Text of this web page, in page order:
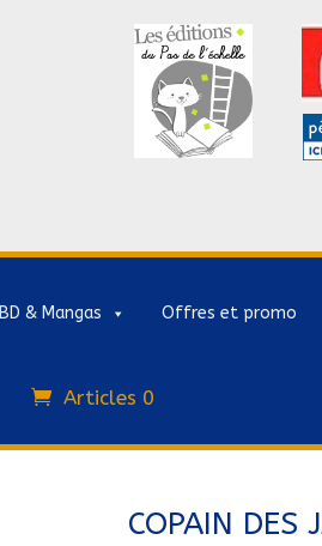
BD & Mangas Offres et promo
Articles 0
COPAIN